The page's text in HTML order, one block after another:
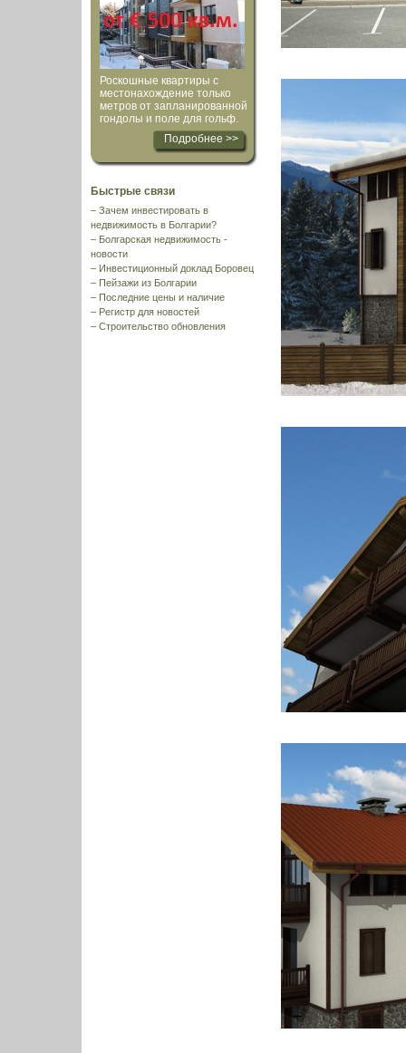
Роскошные квартиры с
местонахождение только
метров от запланированной
гондолы и поле для гольф.
Подробнее >>
Быстрые связи
– Зачем инвестировать в
недвижимость в Болгарии?
– Болгарская недвижимость -
новости
– Инвестиционный доклад Боровец
– Пейзажи из Болгарии
– Последние цены и наличие
– Регистр для новостей
– Строительство обновления